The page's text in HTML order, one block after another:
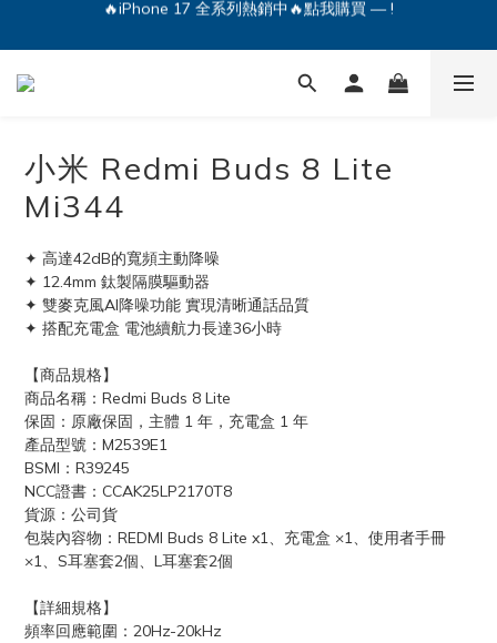
🔥iPhone 17 全系列熱銷中🔥點我購買 — !
小米 Redmi Buds 8 Lite
Mi344
✦ 高達42dB的寬頻主動降噪
✦ 12.4mm 鈦製隔膜驅動器
✦ 雙麥克風AI降噪功能 實現清晰通話品質
✦ 搭配充電盒 電池續航力長達36小時
【商品規格】
商品名稱：Redmi Buds 8 Lite
保固：原廠保固，主體 1 年，充電盒 1 年
產品型號：M2539E1
BSMI：R39245
NCC證書：CCAK25LP2170T8
貨源：公司貨
包裝內容物：REDMI Buds 8 Lite x1、充電盒 ×1、使用者手冊
×1、S耳塞套2個、L耳塞套2個
【詳細規格】
頻率回應範圍：20Hz-20kHz